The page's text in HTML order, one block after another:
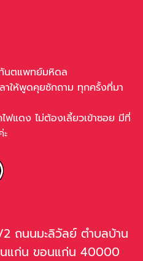
นตแพทย์มหิดล
าให้พูดคุยซักถาม ทุกครั้งที่มา
แดง ไม่ต้องเลี้ยวเข้าซอย มีที่
ถนนมะลิวัลย์ ตำบลบ้าน
นแก่น ขอนแก่น 40000